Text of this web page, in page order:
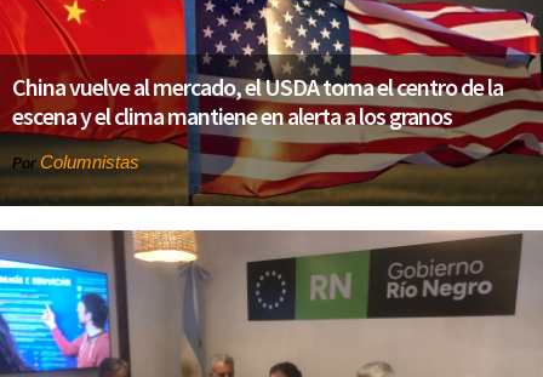
China vuelve al mercado, el USDA toma el centro de la
escena y el clima mantiene en alerta a los granos
Por Columnistas